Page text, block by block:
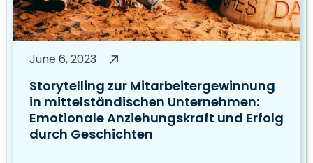
June 6, 2023
Storytelling zur Mitarbeitergewinnung
in mittelständischen Unternehmen:
Emotionale Anziehungskraft und Erfolg
durch Geschichten